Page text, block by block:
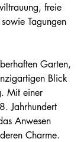
freie
Tagungen
Garten,
Blick
Mit einer
Jahrhundert
Anwesen
Charme.